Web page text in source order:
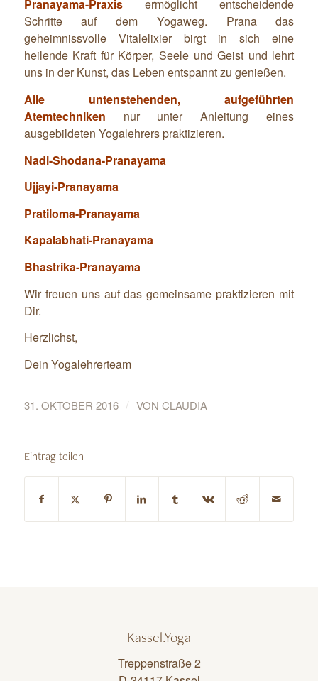
Pranayama-Praxis ermöglicht entscheidende
Schritte auf dem Yogaweg. Prana das
geheimnissvolle Vitalelixier birgt in sich eine
heilende Kraft für Körper, Seele und Geist und lehrt
uns in der Kunst, das Leben entspannt zu genießen.
Alle untenstehenden, aufgeführten
Atemtechniken nur unter Anleitung eines
ausgebildeten Yogalehrers praktizieren.
Nadi-Shodana-Pranayama
Ujjayi-Pranayama
Pratiloma-Pranayama
Kapalabhati-Pranayama
Bhastrika-Pranayama
Wir freuen uns auf das gemeinsame praktizieren mit
Dir.
Herzlichst,
Dein Yogalehrerteam
31. OKTOBER 2016 / VON CLAUDIA
Eintrag teilen
Kassel.Yoga
Treppenstraße 2